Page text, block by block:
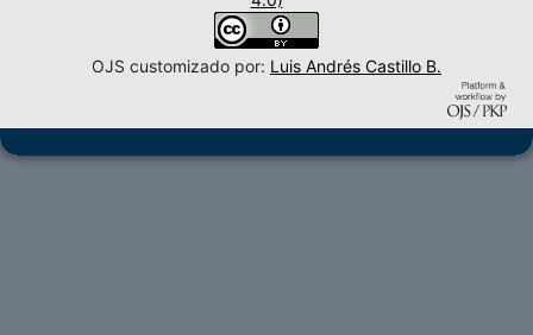
OJS customizado por: Luis Andrés Castillo B.